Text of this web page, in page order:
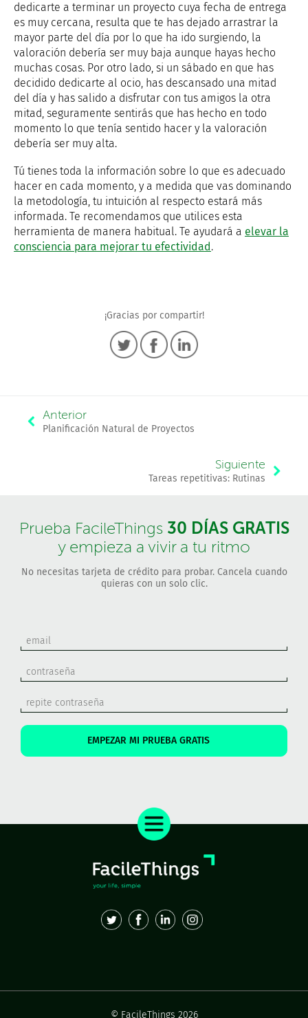
dedicarte a terminar un proyecto cuya fecha de entrega
es muy cercana, resulta que te has dejado arrastrar la
mayor parte del día por lo que ha ido surgiendo, la
valoración debería ser muy baja aunque hayas hecho
muchas cosas. Por otro lado, si un sábado en que has
decidido dedicarte al ocio, has descansado una mitad
del día y has salido a disfrutar con tus amigos la otra
mitad, seguramente sentirás que has hecho en todo
momento lo que tenía sentido hacer y la valoración
debería ser muy alta.
Tú tienes toda la información sobre lo que es adecuado
hacer en cada momento, y a medida que vas dominando
la metodología, tu intuición al respecto estará más
informada. Te recomendamos que utilices esta
herramienta de manera habitual. Te ayudará a elevar la
consciencia para mejorar tu efectividad .
¡Gracias por compartir!
Anterior
Planificación Natural de Proyectos
Siguiente
Tareas repetitivas: Rutinas
Prueba FacileThings 30 DÍAS GRATIS
y empieza a vivir a tu ritmo
No necesitas tarjeta de crédito para probar. Cancela cuando
quieras con un solo clic.
© FacileThings 2026